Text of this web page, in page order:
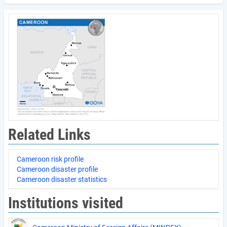
Related Links
Cameroon risk profile
Cameroon disaster profile
Cameroon disaster statistics
Institutions visited